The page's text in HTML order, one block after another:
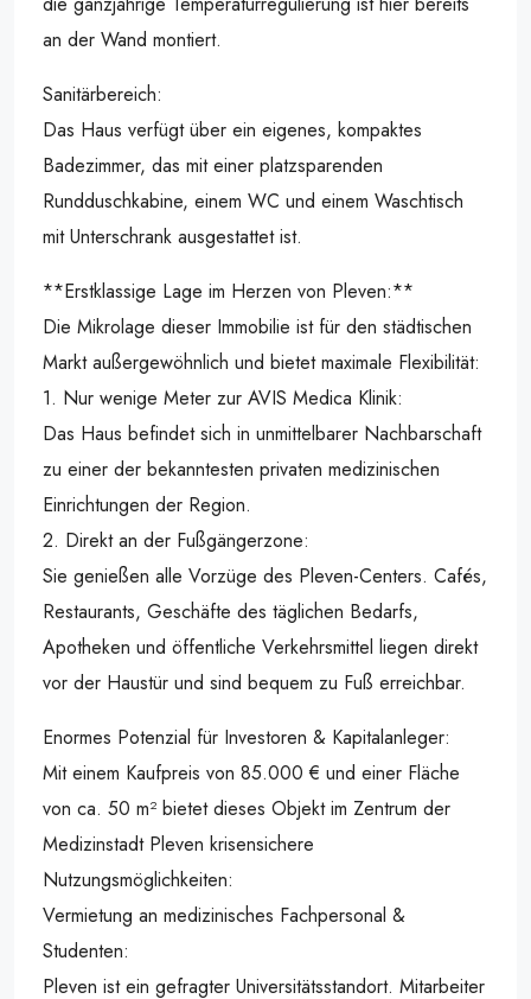
an der Wand montiert.
Sanitärbereich:
Das Haus verfügt über ein eigenes, kompaktes
Badezimmer, das mit einer platzsparenden
Rundduschkabine, einem WC und einem Waschtisch
mit Unterschrank ausgestattet ist.
**Erstklassige Lage im Herzen von Pleven:**
Die Mikrolage dieser Immobilie ist für den städtischen
Markt außergewöhnlich und bietet maximale Flexibilität:
1. Nur wenige Meter zur AVIS Medica Klinik:
Das Haus befindet sich in unmittelbarer Nachbarschaft
zu einer der bekanntesten privaten medizinischen
Einrichtungen der Region.
2. Direkt an der Fußgängerzone:
Sie genießen alle Vorzüge des Pleven-Centers. Cafés,
Restaurants, Geschäfte des täglichen Bedarfs,
Apotheken und öffentliche Verkehrsmittel liegen direkt
vor der Haustür und sind bequem zu Fuß erreichbar.
Enormes Potenzial für Investoren & Kapitalanleger:
Mit einem Kaufpreis von 85.000 € und einer Fläche
von ca. 50 m² bietet dieses Objekt im Zentrum der
Medizinstadt Pleven krisensichere
Nutzungsmöglichkeiten:
Vermietung an medizinisches Fachpersonal &
Studenten:
Pleven ist ein gefragter Universitätsstandort. Mitarbeiter